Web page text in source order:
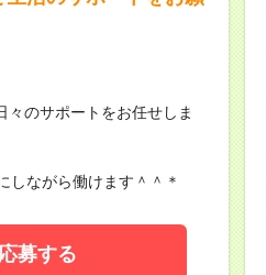
のサポートをお任せしま
しながら働けます＾＾＊
応募する